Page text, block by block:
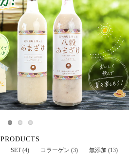
PRODUCTS
SET (4) コラーゲン (3)
無添加 (13)